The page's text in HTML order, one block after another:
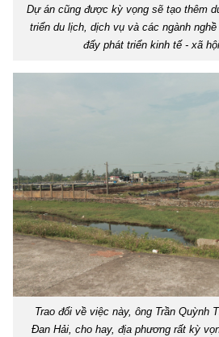
Dự án cũng được kỳ vọng sẽ tạo thêm
triển du lịch, dịch vụ và các ngành
đẩy phát triển kinh tế - xã
Trao đổi về việc này, ông Trần Quỳnh
Đan Hải, cho hay, địa phương rất kỳ